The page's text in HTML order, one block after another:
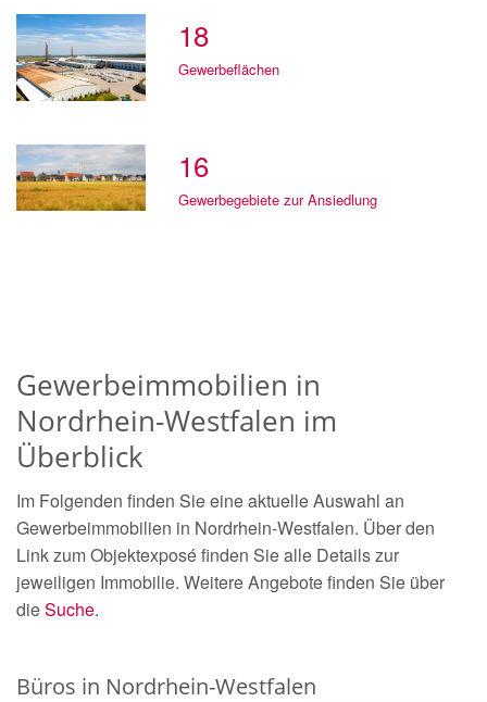
18
Gewerbeflächen
16
Gewerbegebiete zur Ansiedlung
Gewerbeimmobilien in
Nordrhein-Westfalen im
Überblick
Im Folgenden finden Sie eine aktuelle Auswahl an
Gewerbeimmobilien in Nordrhein-Westfalen. Über den
Link zum Objektexposé finden Sie alle Details zur
jeweiligen Immobilie. Weitere Angebote finden Sie über
dieSuche.
Büros in Nordrhein-Westfalen